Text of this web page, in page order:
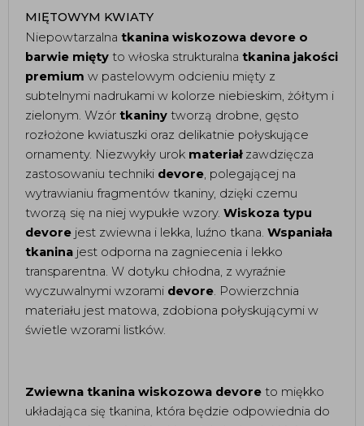
MIĘTOWYM KWIATY
Niepowtarzalna tkanina wiskozowa devore o
barwie mięty to włoska strukturalna tkanina jakości
premium w pastelowym odcieniu mięty z
subtelnymi nadrukami w kolorze niebieskim, żółtym i
zielonym. Wzór tkaniny tworzą drobne, gęsto
rozłożone kwiatuszki oraz delikatnie połyskujące
ornamenty. Niezwykły urok materiał zawdzięcza
zastosowaniu techniki devore, polegającej na
wytrawianiu fragmentów tkaniny, dzięki czemu
tworzą się na niej wypukłe wzory. Wiskoza typu
devore jest zwiewna i lekka, luźno tkana. Wspaniała
tkanina jest odporna na zagniecenia i lekko
transparentna. W dotyku chłodna, z wyraźnie
wyczuwalnymi wzorami devore. Powierzchnia
materiału jest matowa, zdobiona połyskującymi w
świetle wzorami listków.
Zwiewna tkanina wiskozowa devore to miękko
układająca się tkanina, która będzie odpowiednia do